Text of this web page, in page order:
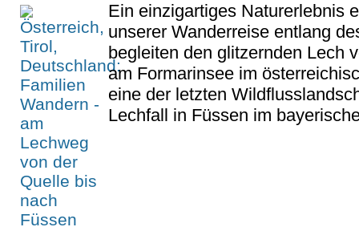
Ein einzigartiges Naturerlebnis
unserer Wanderreise entlang
begleiten den glitzernden Lech
am Formarinsee im
eine der letzten
Lechfall in Füssen im